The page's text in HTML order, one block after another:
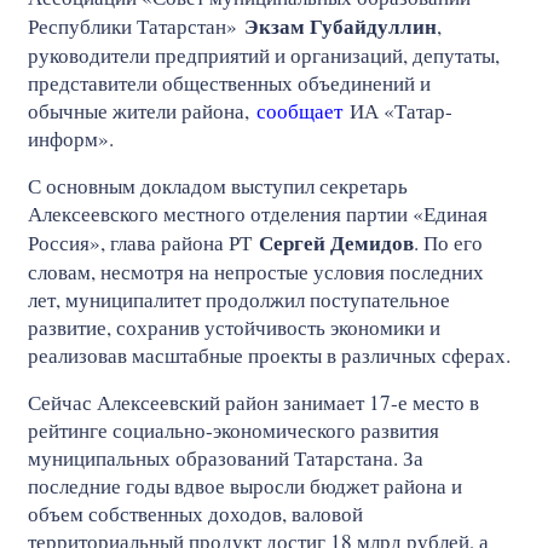
Республики Татарстан» Экзам Губайдуллин,
руководители предприятий и организаций, депутаты,
представители общественных объединений и
обычные жители района, сообщаетИА «Татар-
информ».
С основным докладом выступил секретарь
Алексеевского местного отделения партии «Единая
Россия», глава района РТ Сергей Демидов. По его
словам, несмотря на непростые условия последних
лет, муниципалитет продолжил поступательное
развитие, сохранив устойчивость экономики и
реализовав масштабные проекты в различных сферах.
Сейчас Алексеевский район занимает 17-е место в
рейтинге социально-экономического развития
муниципальных образований Татарстана. За
последние годы вдвое выросли бюджет района и
объем собственных доходов, валовой
территориальный продукт достиг 18 млрд рублей, а